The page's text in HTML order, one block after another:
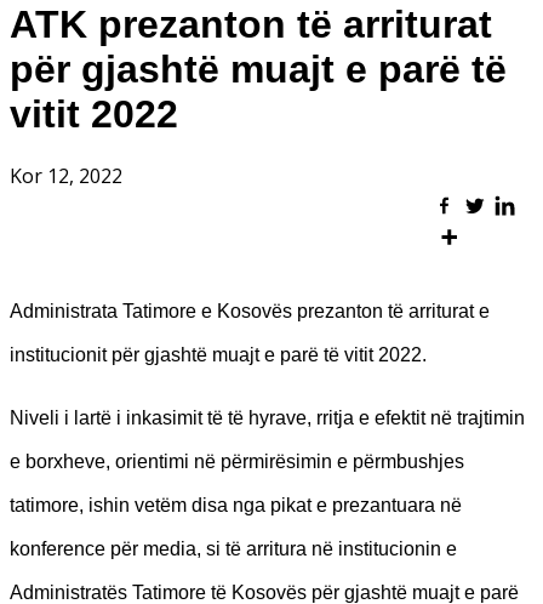
ATK prezanton të arriturat
për gjashtë muajt e parë të
vitit 2022
Kor 12, 2022
Administrata Tatimore e Kosovës prezanton të arriturat e
institucionit për gjashtë muajt e parë të vitit 2022.
Niveli i lartë i inkasimit të të hyrave, rritja e efektit në trajtimin
e borxheve, orientimi në përmirësimin e përmbushjes
tatimore, ishin vetëm disa nga pikat e prezantuara në
konference për media, si të arritura në institucionin e
Administratës Tatimore të Kosovës për gjashtë muajt e parë